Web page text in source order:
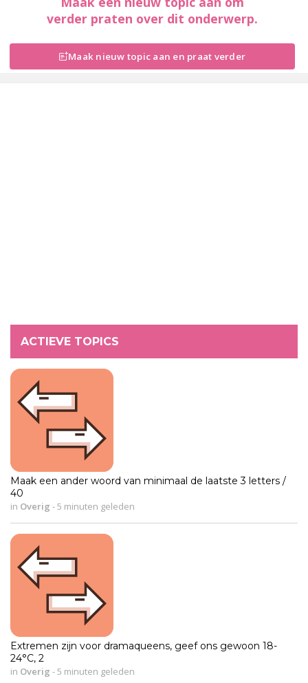
verder praten over dit onderwerp.
Maak nieuw topic aan en praat verder
ACTIEVE TOPICS
Maak een ander woord van minimaal de laatste 3 letters /
40
in Overig -5 minuten geleden
Extremen zijn voor dramaqueens, geef ons gewoon 18-
24°C, 2
in Overig -5 minuten geleden